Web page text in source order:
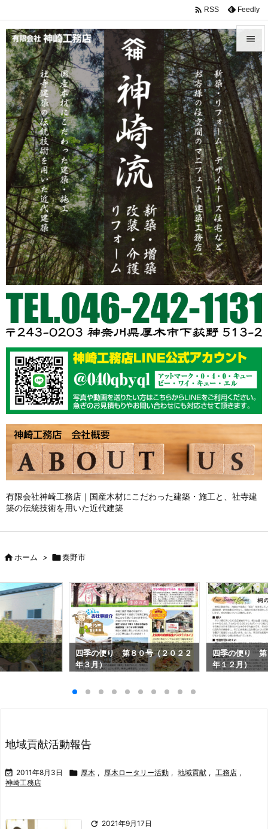
有限会社神崎工務店｜国産木材にこだわった建築・施工と、社寺建
築の伝統技術を用いた近代建築


メニュ

サイド

前へ

次へ

検索
 RSS Feedly
ホーム > 秦野市
四季の便り 第８０号（２０２２
年３月）
四季の便り 第
年１２月）
地域貢献活動報告
 2011年8月3日  厚木 , 厚木ロータリー活動 , 地域貢献 , 工務店 ,
神崎工務店
 2021年9月17日